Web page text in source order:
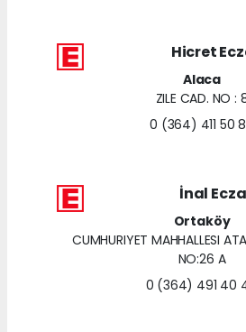
Hicret
Alaca
ZILE CAD. NO :
0 (364) 411 50
İnal
Ortaköy
CUMHURIYET MAHHALLESI
NO:26 A
0 (364) 491 40